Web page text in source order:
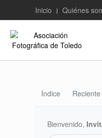
Inicio Quiénes
Índice Reciente
Bienvenido,